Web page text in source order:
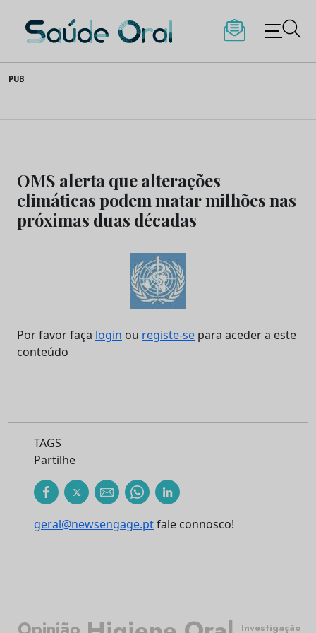
to
content
Saúde Oral
PUB
OMS alerta que alterações
climáticas podem matar milhões nas
próximas duas décadas
Por favor faça login ou registe-se para aceder a este
conteúdo
TAGS
Partilhe
geral@newsengage.ptfale connosco!
Investigação